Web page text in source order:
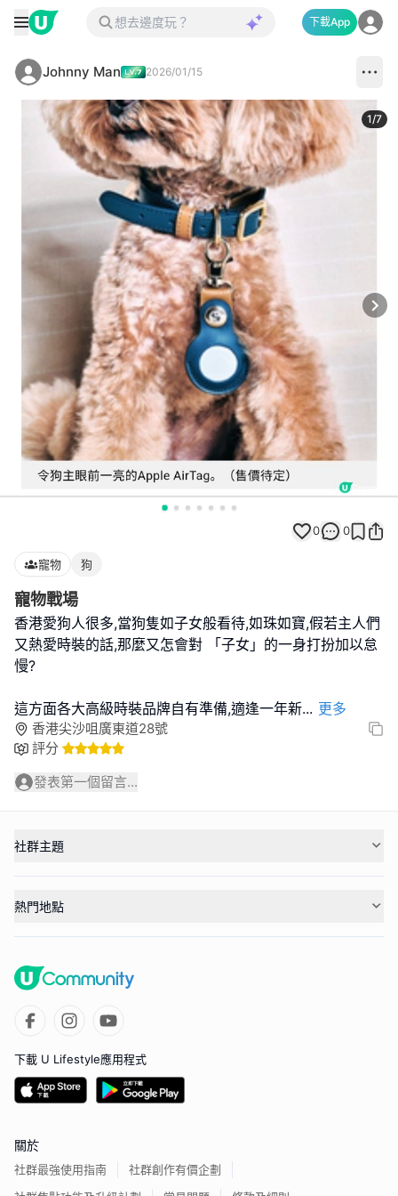
下載App
Johnny Man 2026/01/15
1/7
0 0
寵物 狗
寵物戰場
香港愛狗人很多,當狗隻如子女般看待,如珠如寶,假若主人們
又熱愛時裝的話,那麼又怎會對 「子女」的一身打扮加以怠
慢?
這方面各大高級時裝品牌自有準備,適逢一年新... 更多
香港尖沙咀廣東道28號
評分
發表第一個留言...
社群主題
熱門地點
下載 U Lifestyle應用程式
關於
社群最強使用指南
社群創作有價企劃